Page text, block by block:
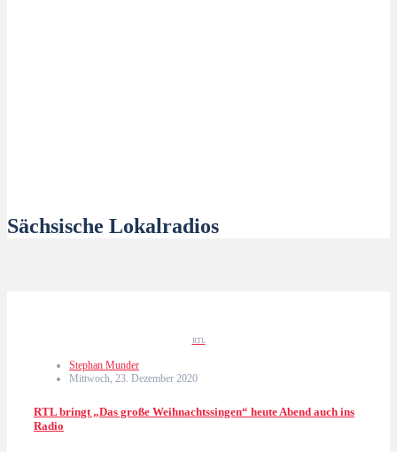
Sächsische Lokalradios
RTL
Stephan Munder
Mittwoch, 23. Dezember 2020
RTL bringt „Das große Weihnachtssingen“ heute Abend auch ins
Radio